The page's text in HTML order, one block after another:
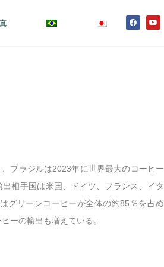
ブラジルは2023年に世界最大のコーヒー
相手国は米国、ドイツ、フランス、イタ
グリーンコーヒーが全体の約85％を占め
ーの輸出も増えている。